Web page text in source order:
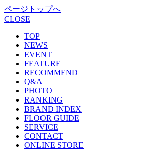
ページトップへ
CLOSE
TOP
NEWS
EVENT
FEATURE
RECOMMEND
Q&A
PHOTO
RANKING
BRAND INDEX
FLOOR GUIDE
SERVICE
CONTACT
ONLINE STORE